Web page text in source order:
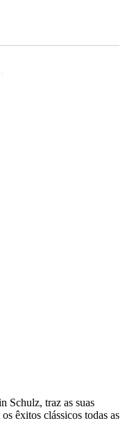
Schulz, traz as suas
êxitos clássicos todas as